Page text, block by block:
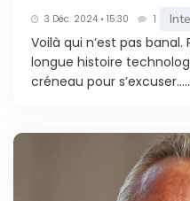
3 Déc. 2024 • 15:30 1
Voilà qui n’est pas
longue histoire
créneau pour